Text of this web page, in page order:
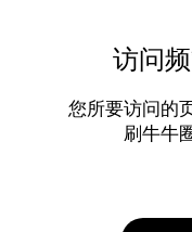
访问
您所要访问的
刷牛牛